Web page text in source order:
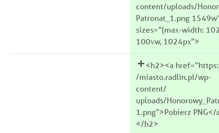
content/uploads/
Patronat_1.png
sizes="(max-width:
100vw, 1024px">
<h2><a
/miasto.radlin.pl/wp-
content/
uploads/
1.png">Pobierz PNG</
</h2>